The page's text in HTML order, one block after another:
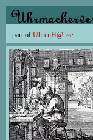
part of UhrenH@nse